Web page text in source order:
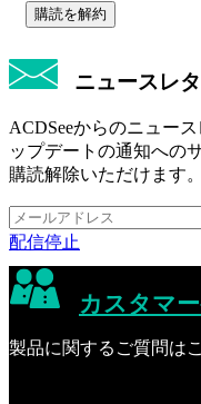
購読を解約
ニュースレ
ACDSeeからのニュー
ップデートの通知への
購読解除いただけます。
配信停止
カスタマ
製品に関するご質問は